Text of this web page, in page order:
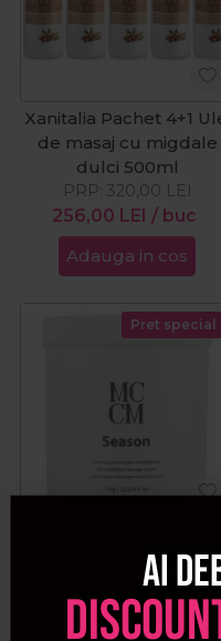
Xanitalia Pachet 4+1
de masaj cu migdale
dulci 500ml
256,00 LEI / buc
PRP: 320,00 LEI
Adauga in cos
Pret special
pentru remodelare
corporala Season
1000ml
Ai